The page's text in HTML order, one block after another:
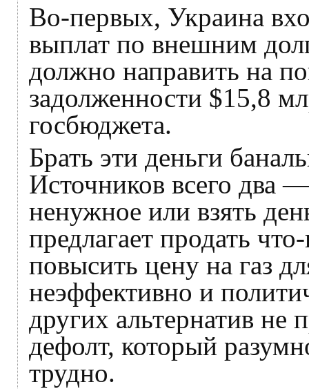
Во-первых, Украина
выплат по внешним
должно направить на
задолженности $15,8
госбюджета.
Брать эти деньги
Источников всего два
ненужное или взять
предлагает продать
повысить цену на газ
неэффективно и
других альтернатив не
дефолт, который
трудно.